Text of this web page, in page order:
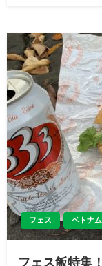
フェス ベトナ
フェス飯特集